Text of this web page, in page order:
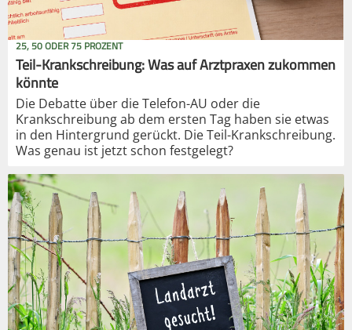
25, 50 ODER 75 PROZENT
Teil-Krankschreibung: Was auf Arztpraxen zukommen
könnte
Die Debatte über die Telefon-AU oder die
Krankschreibung ab dem ersten Tag haben sie etwas
in den Hintergrund gerückt. Die Teil-Krankschreibung.
Was genau ist jetzt schon festgelegt?